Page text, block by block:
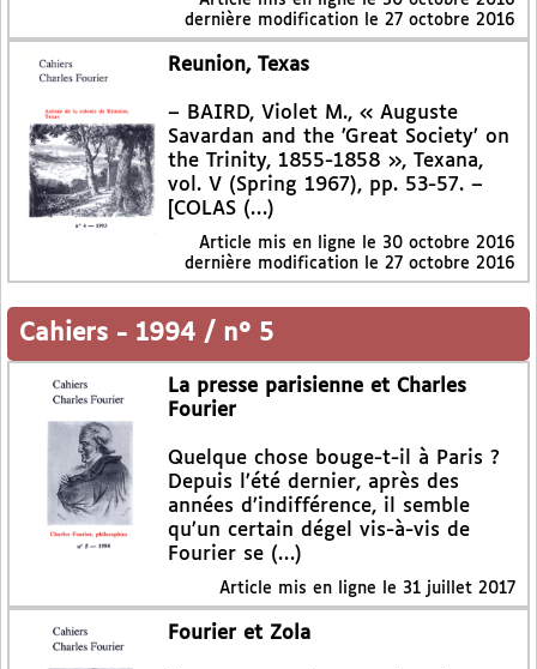
dernière modification le 27 octobre 2016
Reunion, Texas
– BAIRD, Violet M., « Auguste
Savardan and the ’Great Society’ on
the Trinity, 1855-1858 », Texana,
vol. V (Spring 1967), pp. 53-57. –
[COLAS (…)
Article mis en ligne le 30 octobre 2016
dernière modification le 27 octobre 2016
Cahiers - 1994 / n° 5
La presse parisienne et Charles
Fourier
Quelque chose bouge-t-il à Paris ?
Depuis l’été dernier, après des
années d’indifférence, il semble
qu’un certain dégel vis-à-vis de
Fourier se (…)
Article mis en ligne le 31 juillet 2017
Fourier et Zola